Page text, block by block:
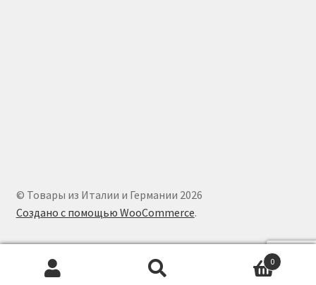
© Товары из Италии и Германии 2026
Создано с помощью WooCommerce.
0